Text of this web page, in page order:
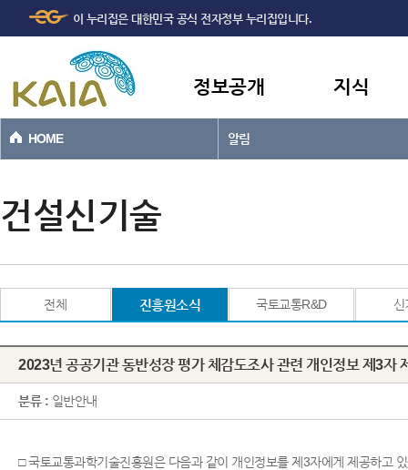
본문바로가기
이 누리집은 대한민국 공식 전자정부 누리집입니다.
정보공개 지식
HOME 알림
건설신기술
전체 진흥원소식 국토교통R&D 신
2023년 공공기관 동반성장 평가 체감도조사 관련 개인정보 제3자
분류 : 일반안내
□ 국토교통과학기술진흥원은 다음과 같이 개인정보를 제3자에게 제공하고